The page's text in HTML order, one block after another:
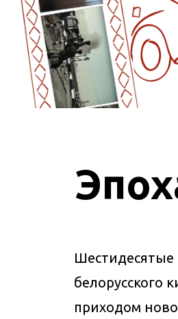
Шестидесятые
белорусского
приходом